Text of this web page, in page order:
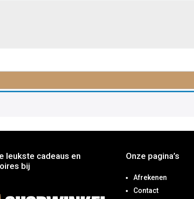
leukste cadeaus en
bij
Onze pagina’s
Afrekenen
Contact